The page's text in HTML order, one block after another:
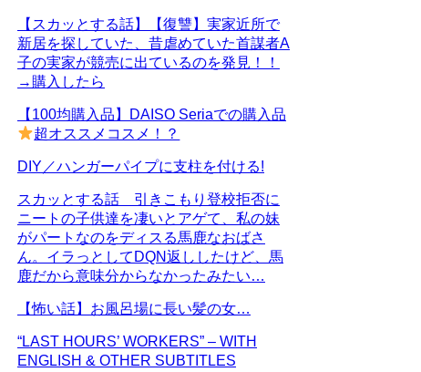
【スカッとする話】【復讐】実家近所で
新居を探していた、昔虐めていた首謀者A
子の実家が競売に出ているのを発見！！
→購入したら
【100均購入品】DAISO Seriaでの購入品
超オススメコスメ！？
DIY／ハンガーパイプに支柱を付ける!
スカッとする話 引きこもり登校拒否に
ニートの子供達を凄いとアゲて、私の妹
がパートなのをディスる馬鹿なおばさ
ん。イラっとしてDQN返ししたけど、馬
鹿だから意味分からなかったみたい…
【怖い話】お風呂場に長い髪の女…
“LAST HOURS’ WORKERS” – WITH
ENGLISH & OTHER SUBTITLES